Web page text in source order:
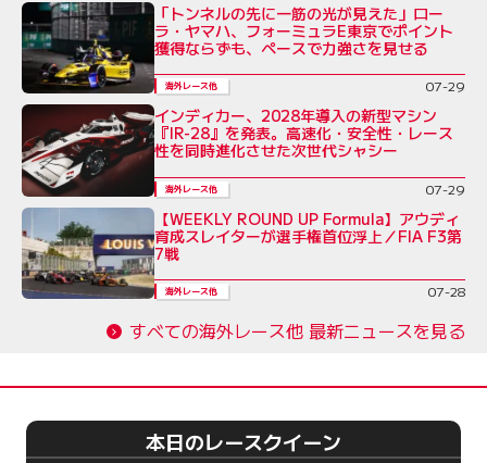
「トンネルの先に一筋の光が見えた」ロー
ラ・ヤマハ、フォーミュラE東京でポイント
獲得ならずも、ペースで力強さを見せる
海外レース他 07-29
インディカー、2028年導入の新型マシン
『IR-28』を発表。高速化・安全性・レース
性を同時進化させた次世代シャシー
海外レース他 07-29
【WEEKLY ROUND UP Formula】アウディ
育成スレイターが選手権首位浮上／FIA F3第
7戦
海外レース他 07-28
すべての海外レース他 最新ニュースを見る
本日のレースクイーン